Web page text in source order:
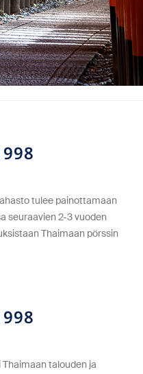
tulee painottamaan
seuraavien 2-3 vuoden
Thaimaan pörssin
talouden ja